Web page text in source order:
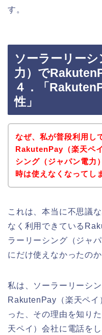
す。
ソーラーリー
力）で
４．「
性」
なぜ、私が普段利用し
RakutenPay（楽天ペ
シング（ジャパン電力
時は使えなくなってし
これは、本当に不思議
なく利用できている
ラーリーシング（ジャ
にだけ使えなかったのか
私は、ソーラーリーシ
RakutenPay（楽天ペイ
った、その理由を知り
天ペイ）会社に電話を